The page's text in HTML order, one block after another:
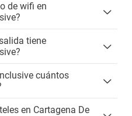
de wifi en
tiene
cuántos
en Cartagena De